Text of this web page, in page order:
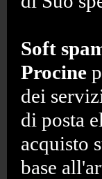
Soft
Procine
dei
di posta
acquisto
base